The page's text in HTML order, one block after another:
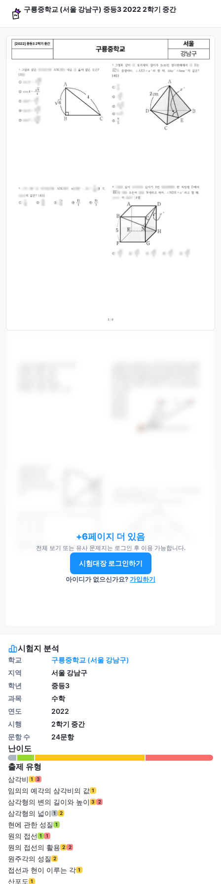
구룡중학교 (서울 강남구) 중등3 2022 2학기 중간
+6페이지 더 있음
전체 보기 또는 유사 문제지는 로그인 후 이용 가능합니다.
시험대장 로그인하기
아이디가 없으신가요?가입하기
시험지 분석
학교
구룡중학교 (서울 강남구)
지역
서울 강남구
학년
중등3
과목
수학
연도
2022
시행
2학기 중간
문항 수
24문항
난이도
출제 유형
삼각비 1 3
임의의 예각의 삼각비의 값 1
삼각형의 변의 길이와 높이 3 2
삼각형의 넓이 1 2
현에 관한 성질 1
원의 접선 1 1
원의 접선의 활용 2 2
원주각의 성질 2
접선과 현이 이루는 각 1
산포도 1